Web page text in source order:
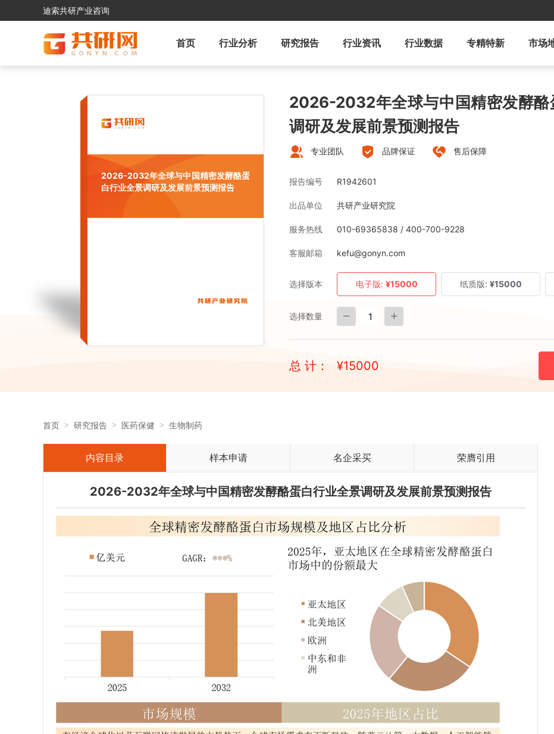
迪索共研产业咨询
首页 行业分析 研究报告 行业资讯 行业数据 专精特新 市场
2026-2032年全球与中国精密发酵酪蛋
白行业全景调研及发展前景预测报告
2026-2032年全球与中国精密发酵酪
调研及发展前景预测报告
专业团队 品牌保证 售后保障
报告编号 R1942601
出品单位 共研产业研究院
服务热线 010-69365838 / 400-700-9228
客服邮箱 kefu@gonyn.com
选择版本 电子版: ¥15000 纸质版: ¥15000
选择数量
总 计： ¥15000
首页 研究报告 医药保健 生物制药
内容目录 样本申请 名企采买 荣膺引用
2026-2032年全球与中国精密发酵酪蛋白行业全景调研及发展前景预测报告